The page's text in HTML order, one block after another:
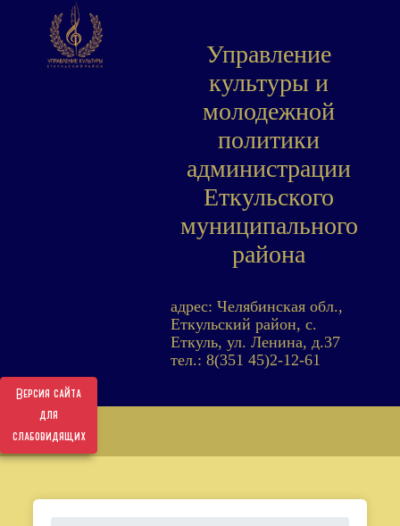
Версия сайта
для
слабовидящих
Управление
культуры и
молодежной
политики
администрации
Еткульского
муниципального
района
адрес: Челябинская обл.,
Еткульский район, с.
Еткуль, ул. Ленина, д.37
тел.: 8(351 45)2-12-61